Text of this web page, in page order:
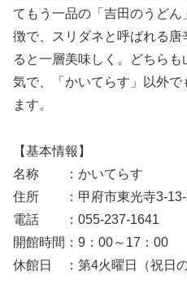
てもう一品の「吉田のうど
徴で、スリダネと呼ばれる
ると一層美味しく。どちら
気で、「かいてらす」以外
ます。
【基本情報】
名称 ：かいてらす
住所 ：甲府市東光寺3-13-
電話 ：055-237-1641
開館時間：9：00～17：00
休館日 ：第4火曜日（祝日の